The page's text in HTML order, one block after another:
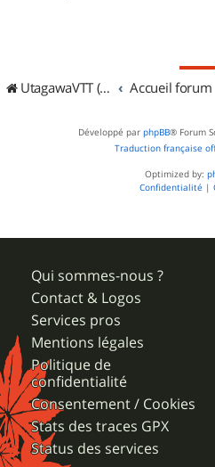
UtagawaVTT (Randos VTT et VTTAE avec traces GPS) Accueil forum
Développé par phpBB® Forum
Traduction française
Optimized by:
Confidentialité |
Qui sommes-nous ?
Contact & Logos
Services pros
Mentions légales
Politique de
confidentialité
Consentement / Cookies
Stats des traces GPX
Status des services